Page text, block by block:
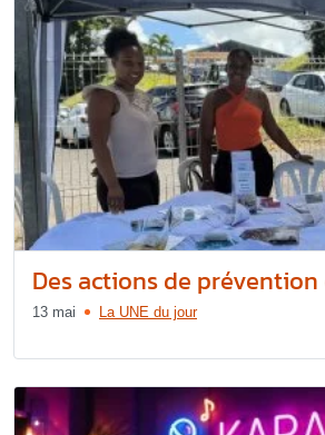
Des actions de prévention
13 mai La UNE du jour